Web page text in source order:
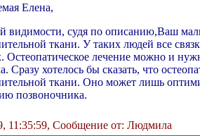
Елена,
видимости, судя по описанию,Ваш
ткани. У таких людей все
Остеопатическое лечение можно и
Сразу хотелось бы сказать, что
ткани. Оно может лишь
позвоночника.
11:35:59, Сообщение от: Людмила